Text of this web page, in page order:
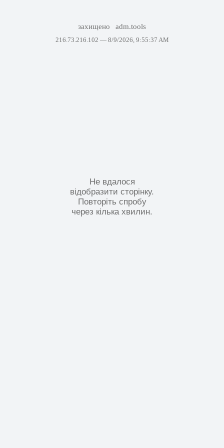
захищено adm.tools
216.73.216.102 — 8/9/2026, 9:55:37 AM
Не вдалося
відобразити сторінку.
Повторіть спробу
через кілька хвилин.